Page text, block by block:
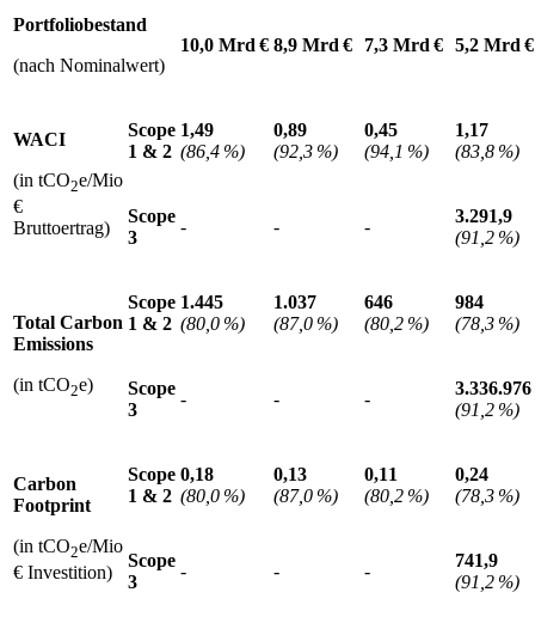
Portfoliobestand
(nach Nominalwert)
10,0 Mrd € 8,9 Mrd € 7,3 Mrd € 5,2 Mrd €
WACI
(in tCO2e/Mio
€
Bruttoertrag)
Scope
1 & 2
1,49
(86,4 %)
0,89
(92,3 %)
0,45
(94,1 %)
1,17
(83,8 %)
Scope
3
- - -
3.291,9
(91,2 %)
Total Carbon
Emissions
(in tCO2e)
Scope
1 & 2
1.445
(80,0 %)
1.037
(87,0 %)
646
(80,2 %)
984
(78,3 %)
Scope
3
- - -
3.336.976
(91,2 %)
Carbon
Footprint
(in tCO2e/Mio
€ Investition)
Scope
1 & 2
0,18
(80,0 %)
0,13
(87,0 %)
0,11
(80,2 %)
0,24
(78,3 %)
Scope
3
- - -
741,9
(91,2 %)